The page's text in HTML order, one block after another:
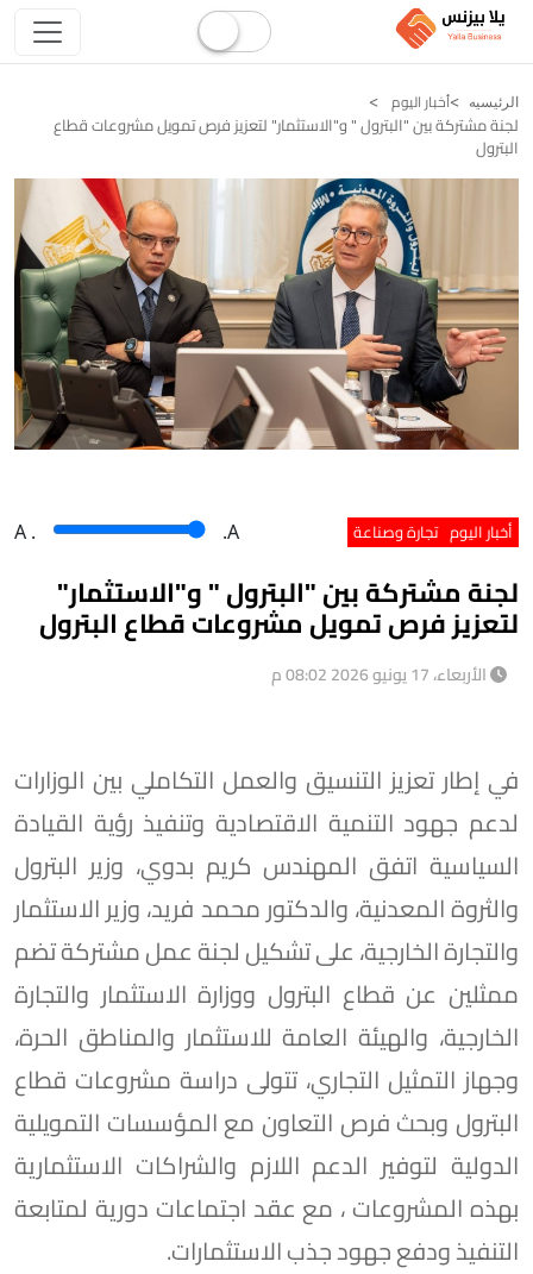
الرئيسيه أخبار اليوم
لجنة مشتركة بين "البترول " و"الاستثمار" لتعزيز فرص تمويل مشروعات قطاع
البترول
أخبار اليوم تجارة وصناعة A . .A
لجنة مشتركة بين "البترول " و"الاستثمار"
لتعزيز فرص تمويل مشروعات قطاع البترول
الأربعاء، 17 يونيو 2026 08:02 م
في إطار تعزيز التنسيق والعمل التكاملي بين الوزارات
لدعم جهود التنمية الاقتصادية وتنفيذ رؤية القيادة
السياسية اتفق المهندس كريم بدوي، وزير البترول
والثروة المعدنية، والدكتور محمد فريد، وزير الاستثمار
والتجارة الخارجية، على تشكيل لجنة عمل مشتركة تضم
ممثلين عن قطاع البترول ووزارة الاستثمار والتجارة
الخارجية، والهيئة العامة للاستثمار والمناطق الحرة،
وجهاز التمثيل التجاري، تتولى دراسة مشروعات قطاع
البترول وبحث فرص التعاون مع المؤسسات التمويلية
الدولية لتوفير الدعم اللازم والشراكات الاستثمارية
بهذه المشروعات ، مع عقد اجتماعات دورية لمتابعة
التنفيذ ودفع جهود جذب الاستثمارات.